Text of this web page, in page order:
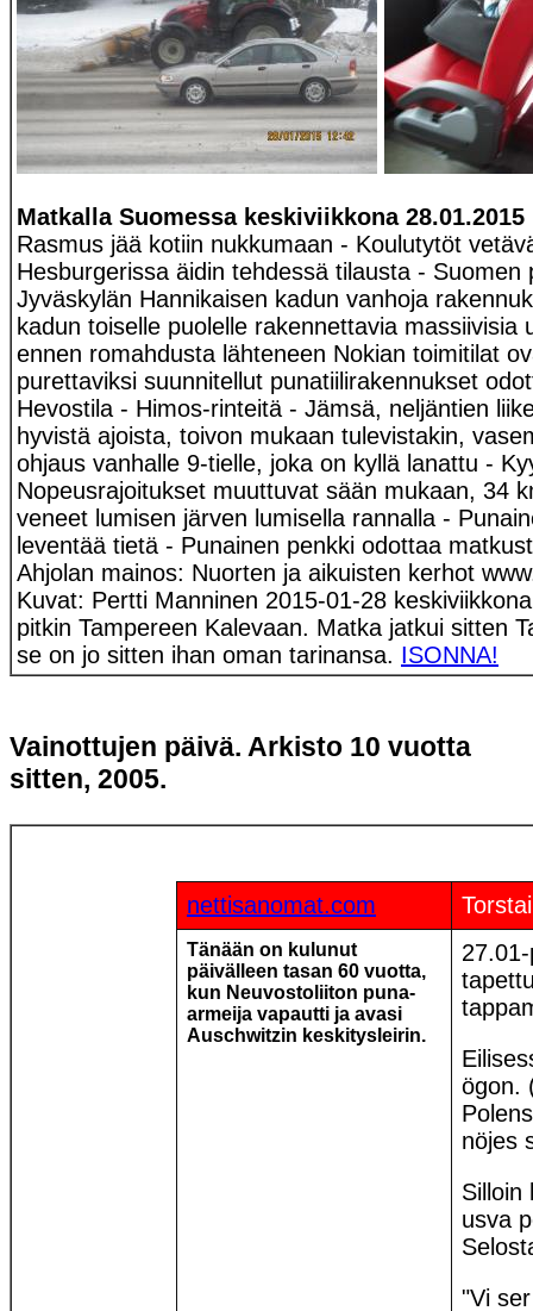
Matkalla Suomessa keskiviikkona
Rasmus jää kotiin nukkumaan - Koulutytöt
Hesburgerissa äidin tehdessä tilausta -
Jyväskylän Hannikaisen kadun vanhoja
kadun toiselle puolelle rakennettavia
ennen romahdusta lähteneen Nokian toimitilat
purettaviksi suunnitellut punatiilirakennukset
Hevostila - Himos-rinteitä - Jämsä, neljäntien
hyvistä ajoista, toivon mukaan tulevistakin,
ohjaus vanhalle 9-tielle, joka on kyllä lanattu -
Nopeusrajoitukset muuttuvat sään mukaan, 34
veneet lumisen järven lumisella rannalla -
leventää tietä - Punainen penkki odottaa
Ahjolan mainos: Nuorten ja aikuisten kerhot
Kuvat: Pertti Manninen 2015-01-28
pitkin Tampereen Kalevaan. Matka jatkui sitten
se on jo sitten ihan oman tarinansa. ISONNA!
Vainottujen päivä. Arkisto 10 vuotta
sitten, 2005.
nettisanomat.com
Tänään on kulunut
päivälleen tasan 60 vuotta,
kun Neuvostoliiton puna-
armeija vapautti ja avasi
Auschwitzin keskitysleirin.
ögon.
nöjes
Silloin
usva
"Vi